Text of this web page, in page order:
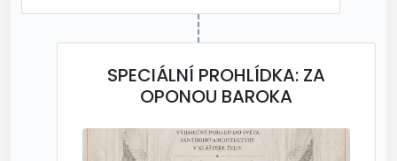
SPECIÁLNÍ PROHLÍDKA: ZA
OPONOU BAROKA